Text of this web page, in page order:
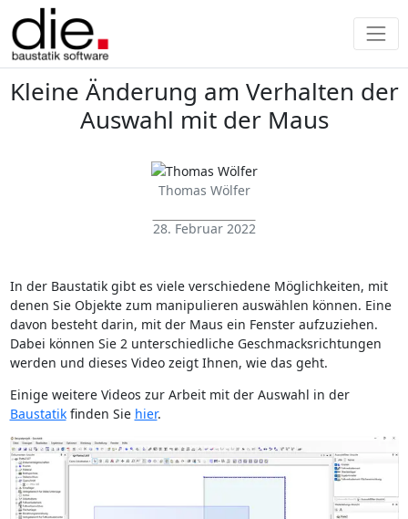
Kleine Änderung am Verhalten der
Auswahl mit der Maus
Thomas Wölfer
28. Februar 2022
In der Baustatik gibt es viele verschiedene Möglichkeiten, mit
denen Sie Objekte zum manipulieren auswählen können. Eine
davon besteht darin, mit der Maus ein Fenster aufzuziehen.
Dabei können Sie 2 unterschiedliche Geschmacksrichtungen
werden und dieses Video zeigt Ihnen, wie das geht.
Einige weitere Videos zur Arbeit mit der Auswahl in der
Baustatikfinden Sie hier.